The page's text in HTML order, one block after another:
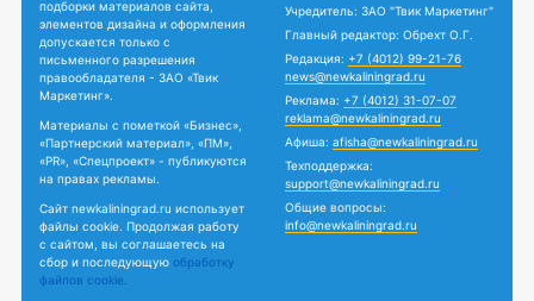
подборки материалов сайта,
элементов дизайна и оформления
допускается только с
письменного разрешения
правообладателя - ЗАО «Твик
Маркетинг».
Материалы с пометкой «Бизнес»,
«Партнерский материал», «ПМ»,
«PR», «Спецпроект» - публикуются
на правах рекламы.
Сайт newkaliningrad.ru использует
файлы cookie. Продолжая работу
с сайтом, вы соглашаетесь на
сбор и последующую обработку
файлов cookie.
Учредитель: ЗАО "Твик Маркетинг"
Главный редактор: Обрехт О.Г.
Редакция: +7 (4012) 99-21-76
news@newkaliningrad.ru
Реклама: +7 (4012) 31-07-07
reklama@newkaliningrad.ru
Афиша: afisha@newkaliningrad.ru
Техподдержка:
support@newkaliningrad.ru
Общие вопросы:
info@newkaliningrad.ru